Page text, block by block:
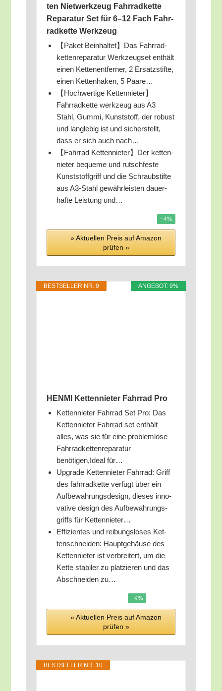
ten Niet­werk­zeug Fahr­rad­ket­te
Repa­ra­tur Set für 6–12 Fach Fahr­
rad­ket­te Werkzeug
【Paket Beinhaltet】Das Fahr­rad­
ket­ten­re­pa­ra­tur Werk­zeugset ent­hält
einen Ket­ten­ent­fer­ner, 2 Ersatz­stif­te,
einen Ket­ten­ha­ken, 5 Paare…
【Hoch­wer­ti­ge Kettennieter】
Fahrradkette werk­zeug aus A3
Stahl, Gum­mi, Kunst­stoff, der robust
und lang­le­big ist und sicher­stellt,
dass er sich auch nach…
【Fahr­rad Kettennieter】Der ket­ten­
nie­ter beque­me und rutsch­fes­te
Kunst­stoff­griff und die Schraub­stif­te
aus A3-Stahl gewähr­leis­ten dau­er­
haf­te Leis­tung und…
−4%
» Aktu­el­len Preis auf Ama­zon
prü­fen »
ANGE­BOT: 9%
BEST­SEL­LER NR. 9
HENMI Ket­ten­nie­ter Fahr­rad Pro
Ket­ten­nie­ter Fahr­rad Set Pro: Das
Ket­ten­nie­ter Fahr­rad set ent­hält
alles, was sie für eine pro­blem­lo­se
Fahr­rad­ket­ten­re­pa­ra­tur
benötigen,Ideal für…
Upgrade Ket­ten­nie­ter Fahr­rad: Griff
des fahr­rad­ket­te ver­fügt über ein
Auf­be­wah­rungs­de­sign, die­ses inno­
va­ti­ve design des Auf­be­wah­rungs­
griffs für Kettennieter…
Effi­zi­en­tes und rei­bungs­lo­ses Ket­
ten­schnei­den: Hauptgehäuse des
Ket­ten­nie­ter ist ver­brei­tert, um die
Ket­te sta­bi­ler zu plat­zie­ren und das
Abschnei­den zu…
−9%
» Aktu­el­len Preis auf Ama­zon
prü­fen »
BEST­SEL­LER NR. 10